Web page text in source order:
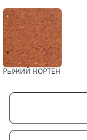
РЫЖИЙ КОРТЕН